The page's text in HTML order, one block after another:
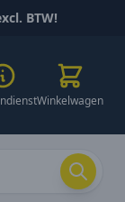
BTW!
Winkelwagen